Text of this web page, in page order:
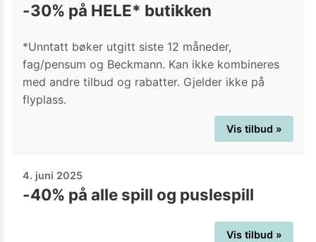
-30% på HELE* butikken
*Unntatt bøker utgitt siste 12 måneder,
fag/pensum og Beckmann. Kan ikke kombineres
med andre tilbud og rabatter. Gjelder ikke på
flyplass.
Vis tilbud »
4. juni 2025
-40% på alle spill og puslespill
Vis tilbud »